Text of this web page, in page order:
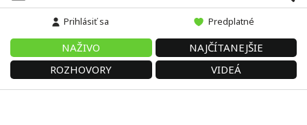
Prihlásiť sa Predplatné
NAŽIVO
NAJČÍTANEJŠIE
ROZHOVORY
VIDEÁ